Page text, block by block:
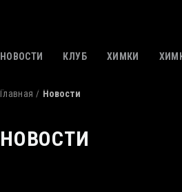
НОВОСТИ КЛУБ ХИМКИ
Главная Новости
НОВОСТИ